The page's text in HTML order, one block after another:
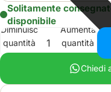
Solitamente
disponibile
Diminuisci
quantità
Aumenta
quantità
Chiedi